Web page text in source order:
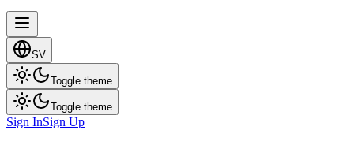
SV
Toggle theme
Toggle theme
Sign InSign Up